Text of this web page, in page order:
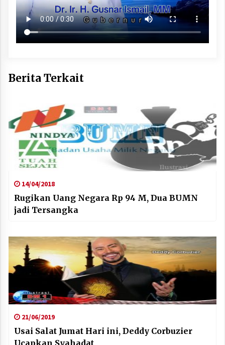
Berita Terkait
14/04/2018
Rugikan Uang Negara Rp 94 M, Dua BUMN
jadi Tersangka
21/06/2019
Usai Salat Jumat Hari ini, Deddy Corbuzier
Ucapkan Syahadat